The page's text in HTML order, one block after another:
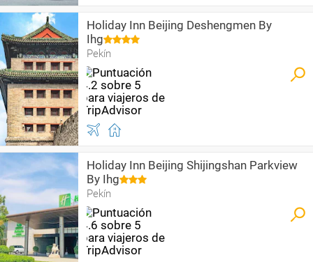
Holiday Inn Beijing Deshengmen By
Ihg
Pekín
Holiday Inn Beijing Shijingshan Parkview
By Ihg
Pekín